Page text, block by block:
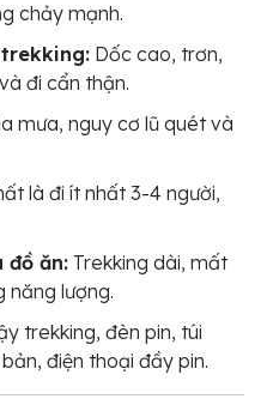
chảy mạnh.
Dốc cao, trơn,
đi cẩn thận.
mưa, nguy cơ lũ quét và
là đi ít nhất 3-4 người,
đồ ăn: Trekking dài, mất
năng lượng.
trekking, đèn pin, túi
điện thoại đầy pin.